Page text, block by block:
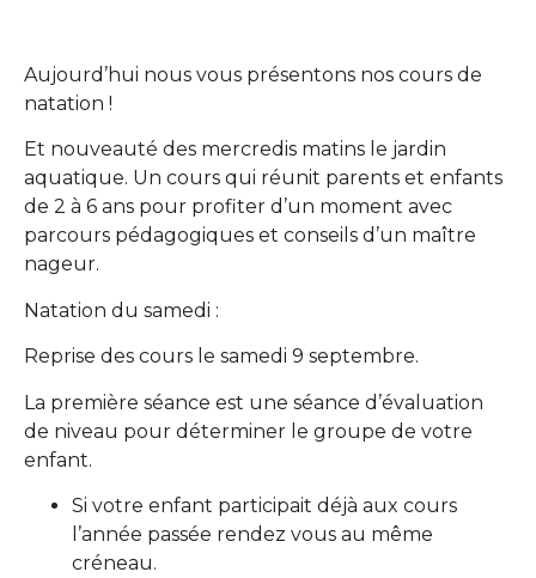
Aujourd’hui nous vous présentons nos cours de
natation !
Et nouveauté des mercredis matins le jardin
aquatique. Un cours qui réunit parents et enfants
de 2 à 6 ans pour profiter d’un moment avec
parcours pédagogiques et conseils d’un maître
nageur.
Natation du samedi :
Reprise des cours le samedi 9 septembre.
La première séance est une séance d’évaluation
de niveau pour déterminer le groupe de votre
enfant.
Si votre enfant participait déjà aux cours
l’année passée rendez vous au même
créneau.